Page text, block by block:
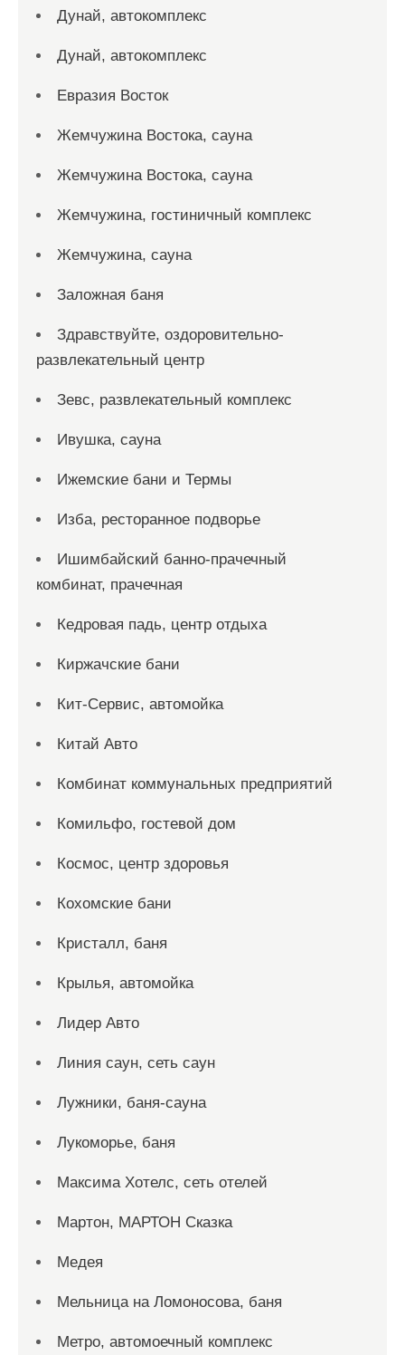
Дунай, автокомплекс
Дунай, автокомплекс
Евразия Восток
Жемчужина Востока, сауна
Жемчужина Востока, сауна
Жемчужина, гостиничный комплекс
Жемчужина, сауна
Заложная баня
Здравствуйте, оздоровительно-
развлекательный центр
Зевс, развлекательный комплекс
Ивушка, сауна
Ижемские бани и Термы
Изба, ресторанное подворье
Ишимбайский банно-прачечный
комбинат, прачечная
Кедровая падь, центр отдыха
Киржачские бани
Кит-Сервис, автомойка
Китай Авто
Комбинат коммунальных предприятий
Комильфо, гостевой дом
Космос, центр здоровья
Кохомские бани
Кристалл, баня
Крылья, автомойка
Лидер Авто
Линия саун, сеть саун
Лужники, баня-сауна
Лукоморье, баня
Максима Хотелс, сеть отелей
Мартон, МАРТОН Сказка
Медея
Мельница на Ломоносова, баня
Метро, автомоечный комплекс